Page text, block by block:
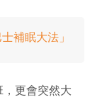
補眠大法」
更會突然大